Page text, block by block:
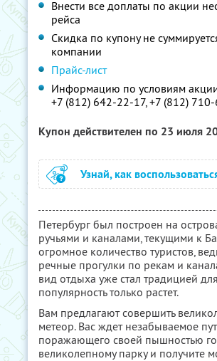
Внести все доплаты по акции
рейса
Скидка по купону не
компании
Прайс-лист
Информацию по условиям
+7 (812) 642-22-17, +7 (812)
Купон действителен по 23 июля
Узнай, как
Петербург был построен на
ручьями и каналами, текущими к
огромное количество туристов,
речные прогулки по рекам и
вид отдыха уже стал традицией
популярность только растет.
Вам предлагают совершить
метеор. Вас ждет незабываемое
поражающего своей пышностью
великолепному парку и получите